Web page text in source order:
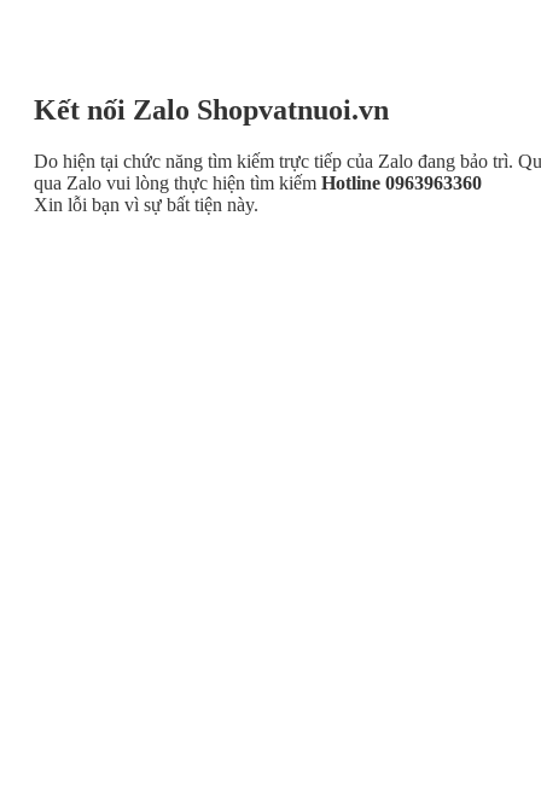
Kết nối Zalo Shopvatnuoi.vn
Do hiện tại chức năng tìm kiếm trực tiếp của Zalo đang bảo trì.
qua Zalo vui lòng thực hiện tìm kiếm Hotline 0963963360
Xin lỗi bạn vì sự bất tiện này.